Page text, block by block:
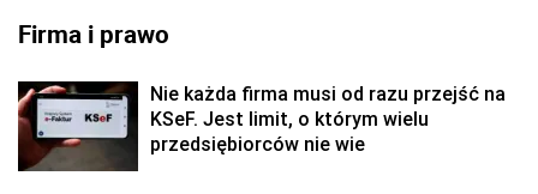
Firma i prawo
Nie każda firma musi od razu przejść na
KSeF. Jest limit, o którym wielu
przedsiębiorców nie wie